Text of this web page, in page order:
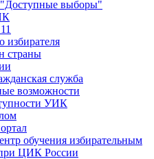
выборы"
избирателя
страны
служба
возможности
УИК
обучения избирательным
ЦИК России